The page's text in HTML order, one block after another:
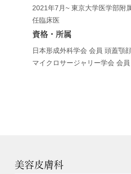
2021年7月~ 東京大学医学部附
任臨床医
資格・所属
日本形成外科学会 会員 頭蓋顎
マイクロサージャリー学会 会員
美容皮膚科